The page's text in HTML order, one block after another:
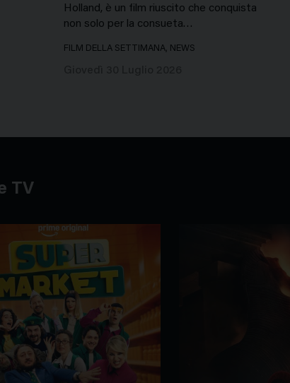
Holland, è un film riuscito che conquista
non solo per la consueta…
FILM DELLA SETTIMANA, NEWS
TV